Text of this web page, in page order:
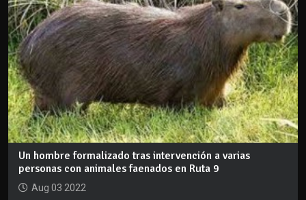
Un hombre formalizado tras intervención a varias
personas con animales faenados en Ruta 9
Aug 03 2022